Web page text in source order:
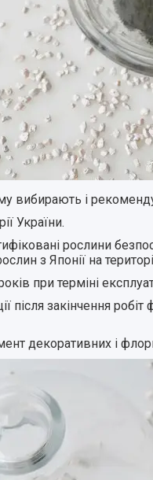
вибирають і
України.
рослини
з Японії на
при терміні
після закінчення
декоративних і